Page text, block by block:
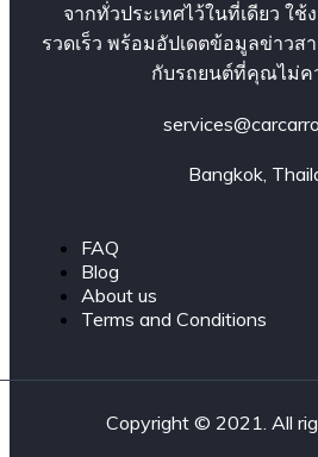
จากทั่วประเทศไว้ในที่เดียว ใ
รวดเร็ว พร้อมอัปเดตข้อมูลข่าวส
กับรถยนต์ที่คุณไม่ค
Bangkok,
FAQ
Blog
About us
Terms and Conditions
Copyright © 2021. All